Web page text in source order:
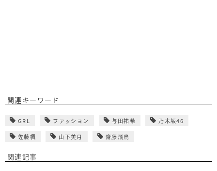
関連キーワード
GRL ファッション 与田祐希 乃木坂46
佐藤楓 山下美月 齋藤飛鳥
関連記事